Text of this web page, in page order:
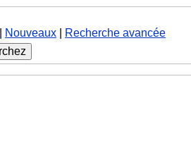
Nouveaux
Recherche avancée